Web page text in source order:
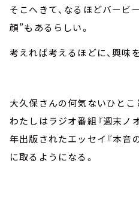
そこへきて、なるほどバービ
顔”もあるらしい。
考えれば考えるほどに、興味
大久保さんの何気ないひとこ
わたしはラジオ番組『週末ノ
年出版されたエッセイ『本音
に取るようになる。